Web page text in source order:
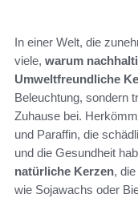
In einer Welt, die
viele, warum
Umweltfreundliche
Beleuchtung, sondern
Zuhause bei.
und Paraffin, die
und die Gesundheit
natürliche Kerzen,
wie Sojawachs oder